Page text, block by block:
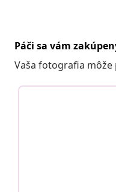
Páči sa vám
Vaša fotografia môže